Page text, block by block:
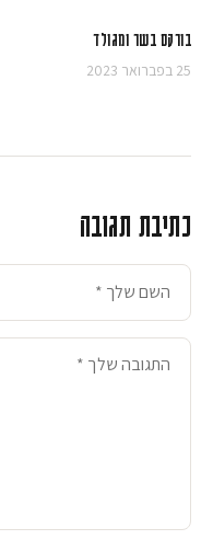
בורקס בשר ומגולד
25 בפברואר 2023
כתיבת תגובה